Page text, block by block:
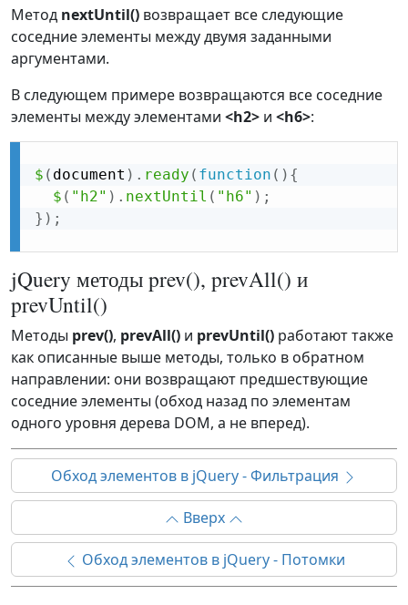
Метод nextUntil() возвращает все следующие
соседние элементы между двумя заданными
аргументами.
В следующем примере возвращаются все соседние
элементы между элементами <h2> и <h6>:
$ ( document ) . ready ( function ( ) {
$ ( "h2" ) . nextUntil ( "h6" ) ;
} ) ;
jQuery методы prev(), prevAll() и
prevUntil()
Методы prev(), prevAll() и prevUntil() работают также
как описанные выше методы, только в обратном
направлении: они возвращают предшествующие
соседние элементы (обход назад по элементам
одного уровня дерева DOM, а не вперед).
Обход элементов в jQuery - Фильтрация
Вверх
Обход элементов в jQuery - Потомки